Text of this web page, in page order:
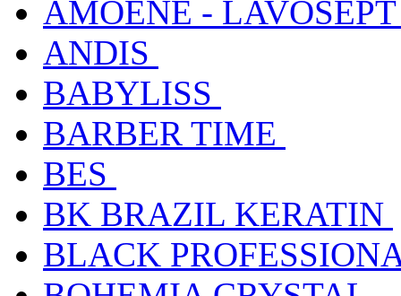
AMOENÉ - LAVOSEPT
ANDIS
BABYLISS
BARBER TIME
BES
BK BRAZIL KERATIN
BLACK